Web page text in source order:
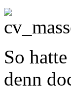
So
denn